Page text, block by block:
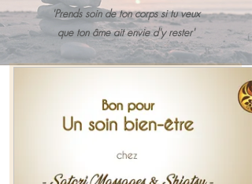
'Prends soin de ton corps si tu veux
que ton âme ait envie d'y rester'